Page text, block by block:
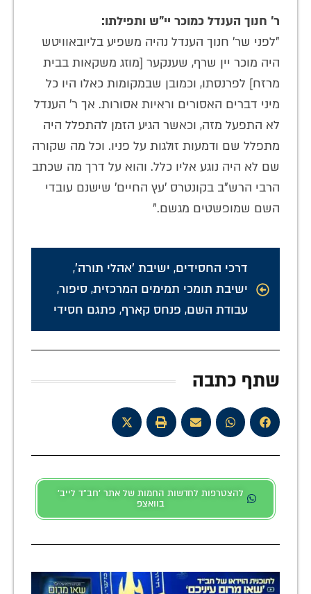
ר' חנוך הענדל כמוכר יי"ש ותפילתו:
"לפני שר' חנוך הענדל נהיה משפיע בליובאוויטש
היה מוכר יין שרף, שענקער [מוזג משקאות בבית
מרזח] לפרנסתו, וכמובן שבמקומות כאלו היו כל
מיני דברים האסורים וראיות אסורות. אך ר' הענדל
לא התפעל מזה, וכאשר הגיע הזמן להתפלל היה
מתפלל שם ודמעות זולגות על פניו. וכל מה שקורה
שם לא היה נוגע אליו כלל. והוא על דרך מה שכתב
הרבי הרש"ב בקונטרס 'עץ החיים' שישנם עובדי
השם שמופשטים מגשם."
דרכי החסידים, ישיבת 'אהלי תורה',
ישיבת תומכי תמימים המרכזית, סיפור,
עבודת השם, פנחס קארף, פתגם חסידי
שתף כתבה
להצטרפות לחדשות החמות של אתר 'חב"ד לייב'
בוואצפ